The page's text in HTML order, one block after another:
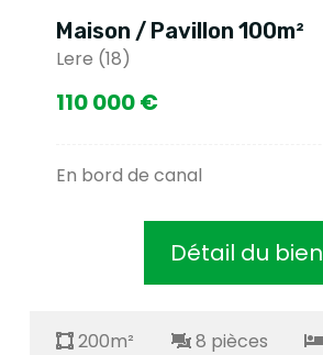
Maison / Pavillon 100m²
Lere (18)
110 000 €
En bord de canal
Détail du bien
200m² 8 pièces